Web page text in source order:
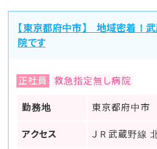
【東京都府中市】 地域密着！
院です
正社員 救急指定無し病院
勤務地 東京都府中市
アクセス ＪＲ武蔵野線